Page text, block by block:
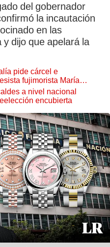
del gobernador
la incautación
en las
dijo que apelará la
pide cárcel e
fujimorista María
a nivel nacional
encubierta